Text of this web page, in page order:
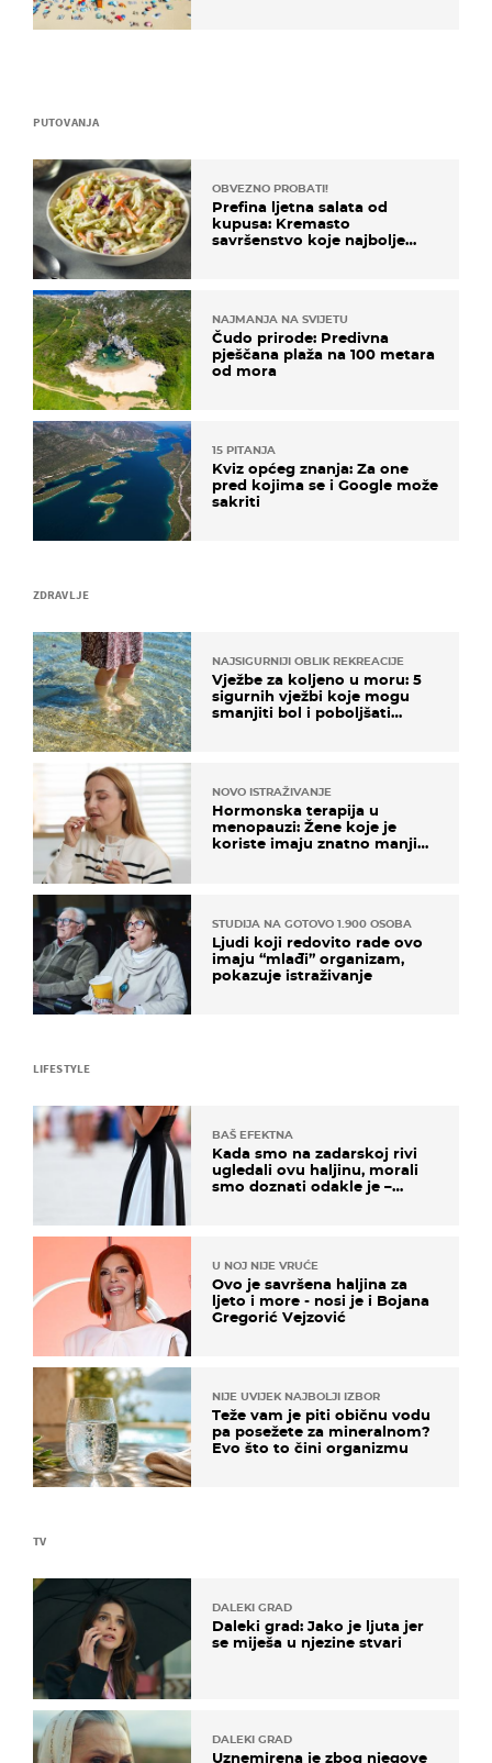
ZDRAVLJE
NAJSIGURNIJI OBLIK REKREACIJE
Vježbe za koljeno u moru: 5
sigurnih vježbi koje mogu
smanjiti bol i poboljšati
NOVO ISTRAŽIVANJE
Hormonska terapija u
menopauzi: Žene koje je
koriste imaju znatno manji
STUDIJA NA GOTOVO 1.900 OSOBA
Ljudi koji redovito rade ovo
imaju “mlađi” organizam,
pokazuje istraživanje
TV
DALEKI GRAD
Daleki grad: Jako je ljuta jer
se miješa u njezine stvari
DALEKI GRAD
Uznemirena je zbog njegove
PUTOVANJA
OBVEZNO PROBATI!
Prefina ljetna salata od
kupusa: Kremasto
savršenstvo koje najbolje
NAJMANJA NA SVIJETU
Čudo prirode: Predivna
pješčana plaža na 100 metara
od mora
15 PITANJA
Kviz općeg znanja: Za one
pred kojima se i Google može
sakriti
LIFESTYLE
BAŠ EFEKTNA
Kada smo na zadarskoj rivi
ugledali ovu haljinu, morali
smo doznati odakle je –
U NOJ NIJE VRUĆE
Ovo je savršena haljina za
ljeto i more - nosi je i Bojana
Gregorić Vejzović
NIJE UVIJEK NAJBOLJI IZBOR
Teže vam je piti običnu vodu
pa posežete za mineralnom?
Evo što to čini organizmu